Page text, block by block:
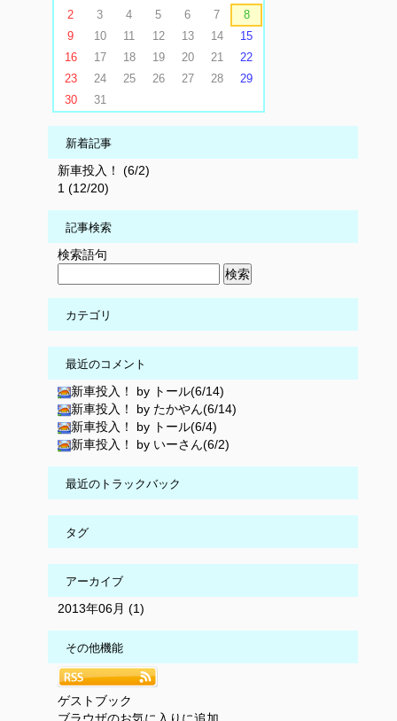
2
3 4 5 6 7
8
9
10 11 12 13 14
15
16
17 18 19 20 21
22
23
24 25 26 27 28
29
30
31
新着記事
新車投入！ (6/2)
1 (12/20)
記事検索
検索語句
カテゴリ
最近のコメント
新車投入！ by トール(6/14)
新車投入！ by たかやん(6/14)
新車投入！ by トール(6/4)
新車投入！ by いーさん(6/2)
最近のトラックバック
タグ
アーカイブ
2013年06月 (1)
その他機能
ゲストブック